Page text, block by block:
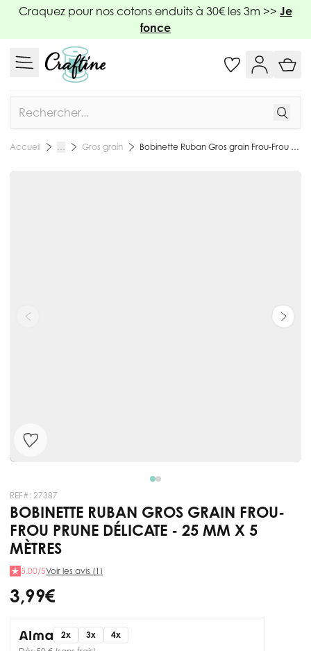
Allez au contenu
Craquez pour nos cotons enduits à 30€ les 3m >> Je
fonce
Accueil … Gros grain Bobinette Ruban Gros grain Frou-Frou Prune délicate - 25 mm x 5 mètres
REF#: 27387
BOBINETTE RUBAN GROS GRAIN FROU-
FROU PRUNE DÉLICATE - 25 MM X 5
MÈTRES
5.00/5Voir les avis (1)
3,99 €
2x 3x
4x